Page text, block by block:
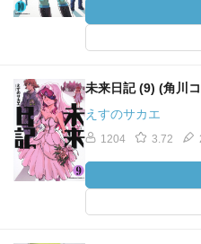
未来日記 (9) (角川
えすのサカエ
1204 3.72